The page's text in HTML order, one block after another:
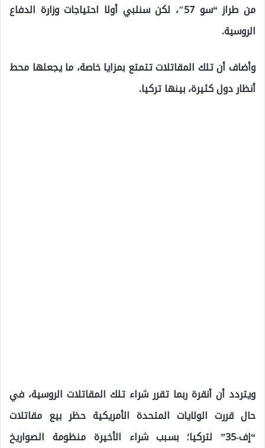
من طراز “سو 57″، لكن سنلبي أولا احتياجات وزارة الدفاع
الروسية.
وأضاف أن تلك المقاتلات تتمتع بمزايا خاصة، ما يجعلها محط
أنظار دول كثيرة، بينها تركيا.
ويتردد أن أنقرة ربما تقرر شراء تلك المقاتلات الروسية، في
حال قررت الولايات المتحدة الأمريكية حظر بيع مقاتلات
“إف-35” لتركيا؛ بسبب شراء الأخيرة منظومة الصواريخ